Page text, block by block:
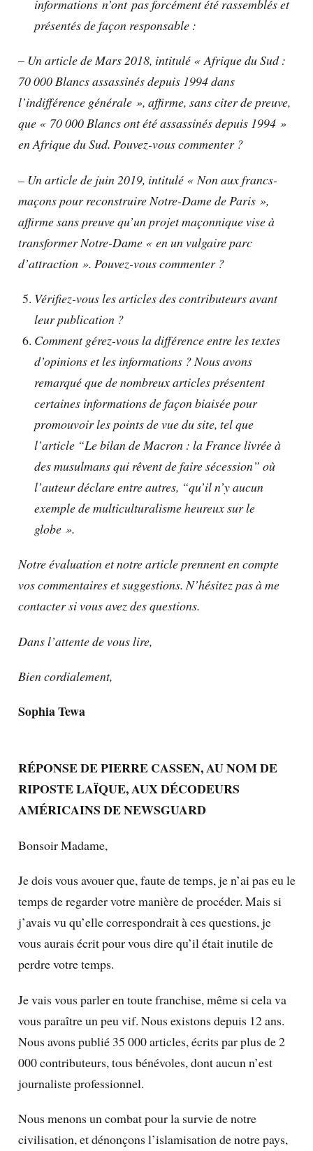
informations n’ont pas forcément été rassemblés et
présentés de façon responsable :
– Un article de Mars 2018, intitulé « Afrique du Sud :
70 000 Blancs assassinés depuis 1994 dans
l’indifférence générale », affirme, sans citer de preuve,
que « 70 000 Blancs ont été assassinés depuis 1994 »
en Afrique du Sud. Pouvez-vous commenter ?
– Un article de juin 2019, intitulé « Non aux francs-
maçons pour reconstruire Notre-Dame de Paris »,
affirme sans preuve qu’un projet maçonnique vise à
transformer Notre-Dame « en un vulgaire parc
d’attraction ». Pouvez-vous commenter ?
Vérifiez-vous les articles des contributeurs avant
leur publication ?
Comment gérez-vous la différence entre les textes
d’opinions et les informations ? Nous avons
remarqué que de nombreux articles présentent
certaines informations de façon biaisée pour
promouvoir les points de vue du site, tel que
l’article “Le bilan de Macron : la France livrée à
des musulmans qui rêvent de faire sécession” où
l’auteur déclare entre autres, “qu’il n’y aucun
exemple de multiculturalisme heureux sur le
globe ».
Notre évaluation et notre article prennent en compte
vos commentaires et suggestions. N’hésitez pas à me
contacter si vous avez des questions.
Dans l’attente de vous lire,
Bien cordialement,
Sophia Tewa
RÉPONSE DE PIERRE CASSEN, AU NOM DE
RIPOSTE LAÏQUE, AUX DÉCODEURS
AMÉRICAINS DE NEWSGUARD
Bonsoir Madame,
Je dois vous avouer que, faute de temps, je n’ai pas eu le
temps de regarder votre manière de procéder. Mais si
j’avais vu qu’elle correspondrait à ces questions, je
vous aurais écrit pour vous dire qu’il était inutile de
perdre votre temps.
Je vais vous parler en toute franchise, même si cela va
vous paraître un peu vif. Nous existons depuis 12 ans.
Nous avons publié 35 000 articles, écrits par plus de 2
000 contributeurs, tous bénévoles, dont aucun n’est
journaliste professionnel.
Nous menons un combat pour la survie de notre
civilisation, et dénonçons l’islamisation de notre pays,